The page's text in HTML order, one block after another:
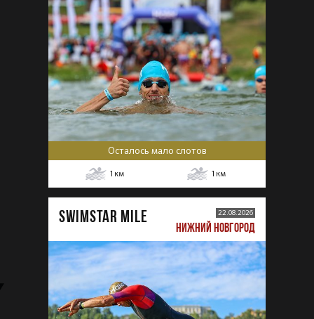
Осталось мало слотов
1 км 1 км
SWIMSTAR MILE 22.08.2026
НИЖНИЙ НОВГОРОД